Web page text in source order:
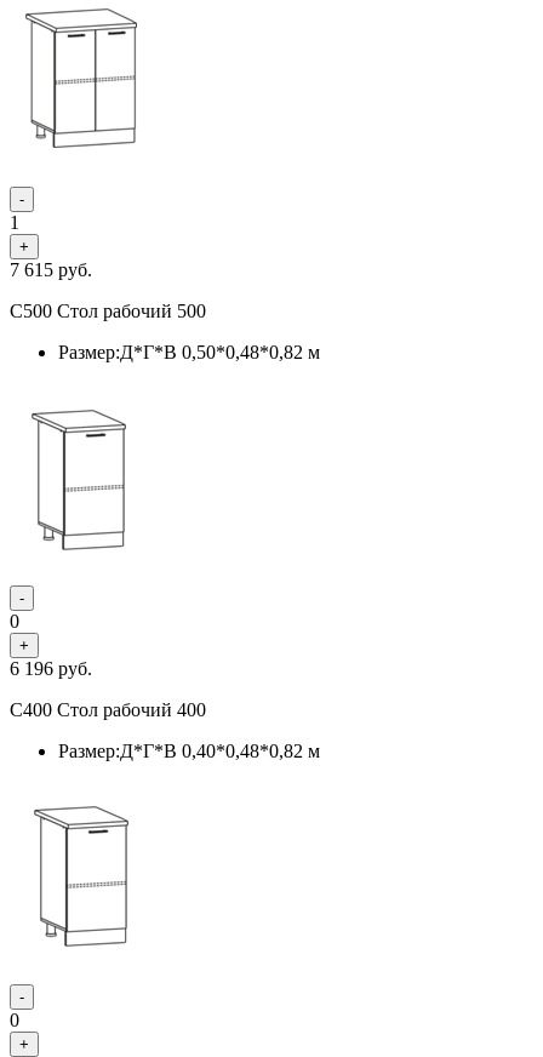
-
1
+
7 615 руб.
С500 Стол рабочий 500
Размер:Д*Г*В 0,50*0,48*0,82 м
-
0
+
6 196 руб.
С400 Стол рабочий 400
Размер:Д*Г*В 0,40*0,48*0,82 м
-
0
+